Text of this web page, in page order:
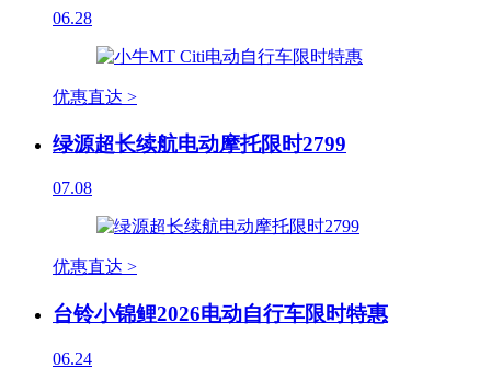
06.28
优惠直达 >
绿源超长续航电动摩托限时2799
07.08
优惠直达 >
台铃小锦鲤2026电动自行车限时特惠
06.24